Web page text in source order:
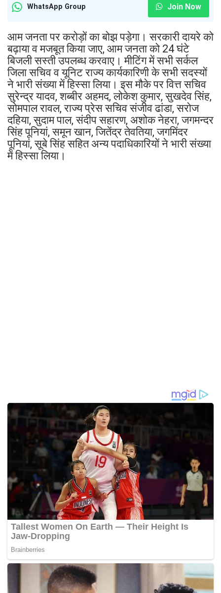
WhatsApp Group Join Now
आम जनता पर करोड़ों का बोझ पड़ेगा। सरकारी दायरे को
बढ़ाया व मजबूत किया जाए, आम जनता को 24 घंटे
बिजली सस्ती उपलब्ध करवाए। मीटिंग में सभी सर्कल
जिला सचिव व यूनिट राज्य कार्यकारिणी के सभी सदस्यों
ने भारी संख्या में हिस्सा लिया। इस मौके पर वित्त सचिव
सुरेन्द्र यादव, शब्बीर अहमद, लोकेश कुमार, सुखदेव सिंह,
सोमपाल रावल, राज्य प्रेस सचिव संजीव ढांडा, सरोज
दहिया, सुदाम पाल, संदीप सहारण, अशोक नेहरा, जगमन्दर
सिंह पूनियां, समून खान, जितेंद्र तेवतिया, जगमिंदर
पूनियां, सूबे सिंह सहित अन्य पदाधिकारियों ने भारी संख्या
में हिस्सा लिया।